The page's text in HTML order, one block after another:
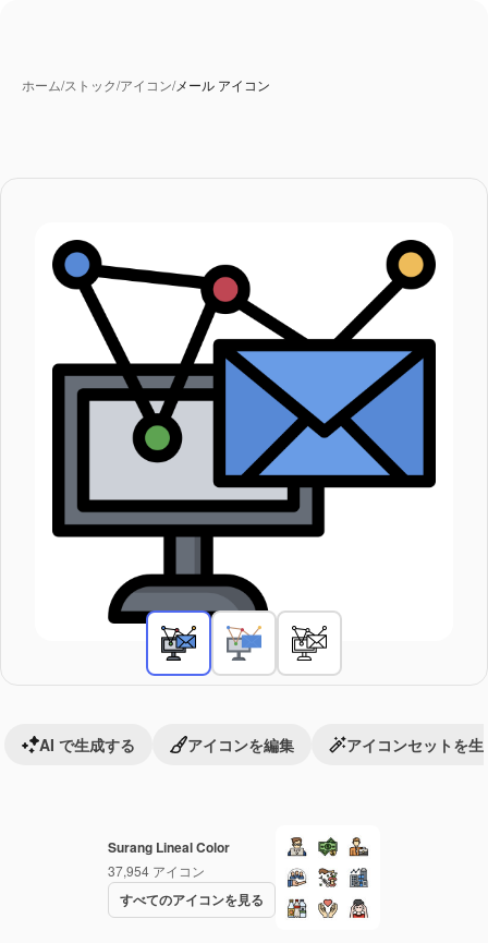
ホーム/ストック/アイコン/メール アイコン
Surang Lineal Color
37,954 アイコン
すべてのアイコンを見る
AI で生成する アイコンを編集 アイコンセットを生